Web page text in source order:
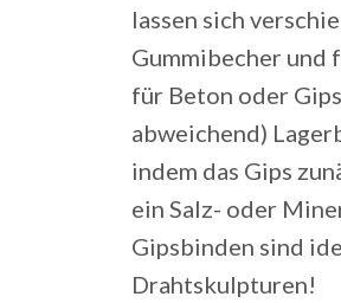
lassen sich
Gummibecher und
für Beton oder
abweichend)
indem das Gips
ein Salz- oder
Gipsbinden sind
Drahtskulpturen!